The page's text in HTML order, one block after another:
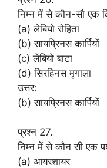
निम्न में से कौन-सौ एक
(a) लेबियो रोहिता
(b) सायप्रिनस कार्पियों
(c) लेबियो बाटा
(d) सिरहिनस मृगाला
उत्तर:
(b) सायप्रिनस कार्पियों
प्रश्न 27.
निम्न में से कौन सी एक
(a) आयरशायर